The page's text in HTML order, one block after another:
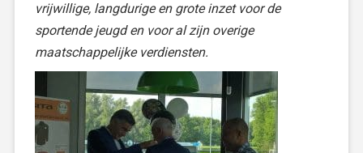
vrijwillige, langdurige en grote inzet voor de
sportende jeugd en voor al zijn overige
maatschappelijke verdiensten.